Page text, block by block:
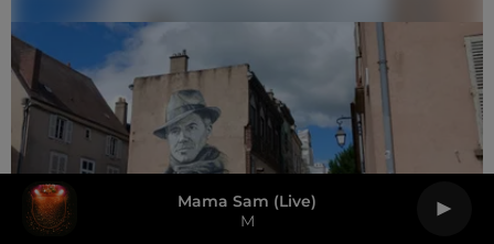
Mama Sam (live)
M